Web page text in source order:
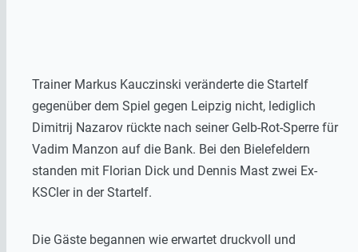
Trainer Markus Kauczinski veränderte die Startelf
gegenüber dem Spiel gegen Leipzig nicht, lediglich
Dimitrij Nazarov rückte nach seiner Gelb-Rot-Sperre für
Vadim Manzon auf die Bank. Bei den Bielefeldern
standen mit Florian Dick und Dennis Mast zwei Ex-
KSCler in der Startelf.
Die Gäste begannen wie erwartet druckvoll und